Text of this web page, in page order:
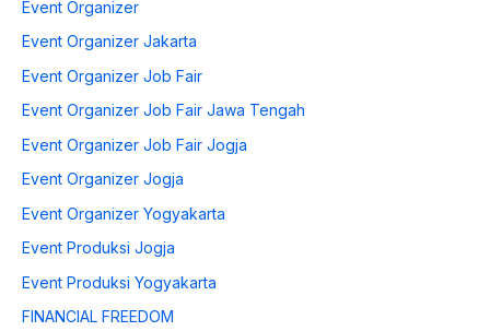
Event Organizer
Event Organizer Jakarta
Event Organizer Job Fair
Event Organizer Job Fair Jawa Tengah
Event Organizer Job Fair Jogja
Event Organizer Jogja
Event Organizer Yogyakarta
Event Produksi Jogja
Event Produksi Yogyakarta
FINANCIAL FREEDOM